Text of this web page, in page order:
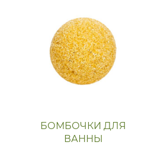
БОМБОЧКИ ДЛЯ
ВАННЫ